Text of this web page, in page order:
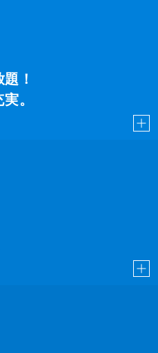
！
。